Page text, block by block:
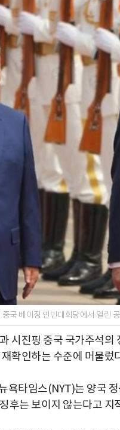
국 베이징 인민대회당에서 열린
시진핑 중국 국가주석
확인하는 수준에 머물렀
욕타임스(NYT)는 양국
후는 보이지 않는다고 지